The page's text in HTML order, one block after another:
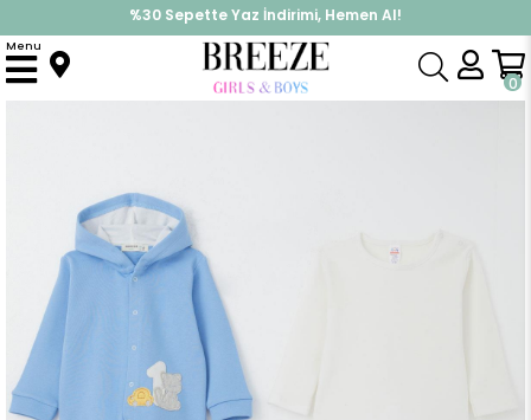
%30 Sepette Yaz İndirimi, Hemen Al!
İndirimlere ek %10 İndirimi Kap, Hemen Üye Ol!
0
Menu
Anasayfa Takımlar Eşofman Takım Erkek Bebek Bodyli 3 lü Takım Patinin Araba Macerası Mavi (4 Ay-1 Yaş)